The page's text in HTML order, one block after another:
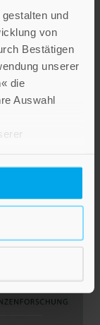
und
von
Bestätigen
unserer
die
Auswahl
Kintzinger
Hübner
im
Band 99